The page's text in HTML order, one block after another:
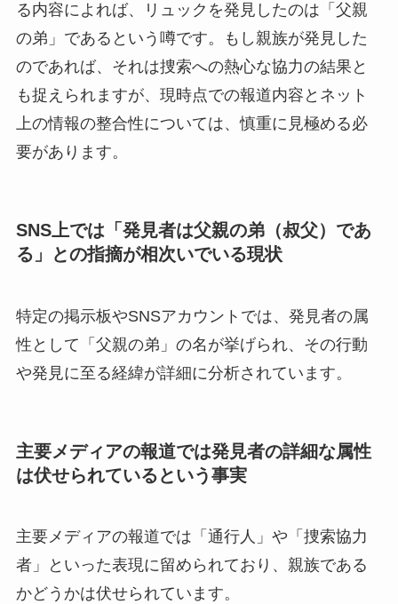
る内容によれば、リュックを発見したのは「父親
の弟」であるという噂です。もし親族が発見した
のであれば、それは捜索への熱心な協力の結果と
も捉えられますが、現時点での報道内容とネット
上の情報の整合性については、慎重に見極める必
要があります。
SNS上では「発見者は父親の弟（叔父）であ
る」との指摘が相次いでいる現状
特定の掲示板やSNSアカウントでは、発見者の属
性として「父親の弟」の名が挙げられ、その行動
や発見に至る経緯が詳細に分析されています。
主要メディアの報道では発見者の詳細な属性
は伏せられているという事実
主要メディアの報道では「通行人」や「捜索協力
者」といった表現に留められており、親族である
かどうかは伏せられています。